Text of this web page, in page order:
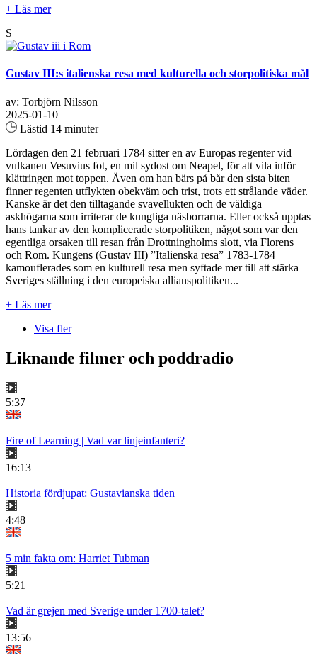
+ Läs mer
S
Gustav III:s italienska resa med kulturella och storpolitiska mål
av: Torbjörn Nilsson
2025-01-10
Lästid 14 minuter
Lördagen den 21 februari 1784 sitter en av Europas regenter vid
vulkanen Vesuvius fot, en mil sydost om Neapel, för att vila inför
klättringen mot toppen. Även om han bärs på bår den sista biten
finner regenten utflykten obekväm och trist, trots ett strålande väder.
Kanske är det den tilltagande svavellukten och de väldiga
askhögarna som irriterar de kungliga näsborrarna. Eller också upptas
hans tankar av den komplicerade storpolitiken, något som var den
egentliga orsaken till resan från Drottningholms slott, via Florens
och Rom. Kungens (Gustav III) ”Italienska resa” 1783-1784
kamouflerades som en kulturell resa men syftade mer till att stärka
Sveriges ställning i den europeiska allianspolitiken...
+ Läs mer
Visa fler
Liknande filmer och poddradio
5:37
Fire of Learning | Vad var linjeinfanteri?
16:13
Historia fördjupat: Gustavianska tiden
4:48
5 min fakta om: Harriet Tubman
5:21
Vad är grejen med Sverige under 1700-talet?
13:56